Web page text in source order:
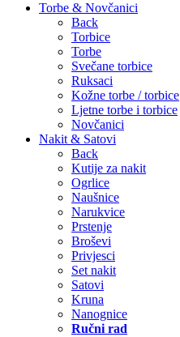
Torbe & Novčanici
Back
Torbice
Torbe
Svečane torbice
Ruksaci
Kožne torbe / torbice
Ljetne torbe i torbice
Novčanici
Nakit & Satovi
Back
Kutije za nakit
Ogrlice
Naušnice
Narukvice
Prstenje
Broševi
Privjesci
Set nakit
Satovi
Kruna
Nanognice
Ručni rad